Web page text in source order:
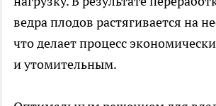
ведра плодов растягивается на
что делает процесс
и утомительным.